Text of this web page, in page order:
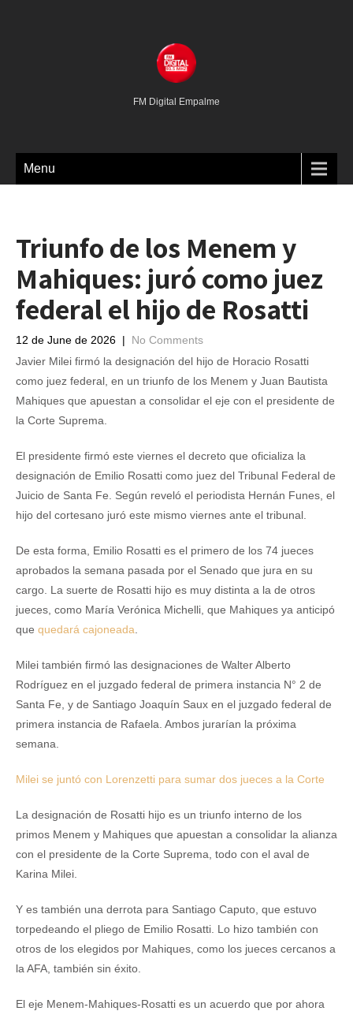
FM Digital Empalme
Menu
Triunfo de los Menem y
Mahiques: juró como juez
federal el hijo de Rosatti
12 de June de 2026 | No Comments
Javier Milei firmó la designación del hijo de Horacio Rosatti
como juez federal, en un triunfo de los Menem y Juan Bautista
Mahiques que apuestan a consolidar el eje con el presidente de
la Corte Suprema.
El presidente firmó este viernes el decreto que oficializa la
designación de Emilio Rosatti como juez del Tribunal Federal de
Juicio de Santa Fe. Según reveló el periodista Hernán Funes, el
hijo del cortesano juró este mismo viernes ante el tribunal.
De esta forma, Emilio Rosatti es el primero de los 74 jueces
aprobados la semana pasada por el Senado que jura en su
cargo. La suerte de Rosatti hijo es muy distinta a la de otros
jueces, como María Verónica Michelli, que Mahiques ya anticipó
que quedará cajoneada
Milei también firmó las designaciones de Walter Alberto
Rodríguez en el juzgado federal de primera instancia N° 2 de
Santa Fe, y de Santiago Joaquín Saux en el juzgado federal de
primera instancia de Rafaela. Ambos jurarían la próxima
semana.
Milei se juntó con Lorenzetti para sumar dos jueces a la Corte
La designación de Rosatti hijo es un triunfo interno de los
primos Menem y Mahiques que apuestan a consolidar la alianza
con el presidente de la Corte Suprema, todo con el aval de
Karina Milei.
Y es también una derrota para Santiago Caputo, que estuvo
torpedeando el pliego de Emilio Rosatti. Lo hizo también con
otros de los elegidos por Mahiques, como los jueces cercanos a
la AFA, también sin éxito.
El eje Menem-Mahiques-Rosatti es un acuerdo que por ahora